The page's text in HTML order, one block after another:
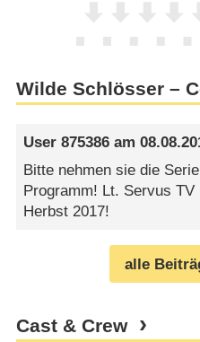
Wilde Schlösser –
User 875386 am
Bitte nehmen sie die
Programm! Lt. Servus
Herbst 2017!
alle
Cast & Crew